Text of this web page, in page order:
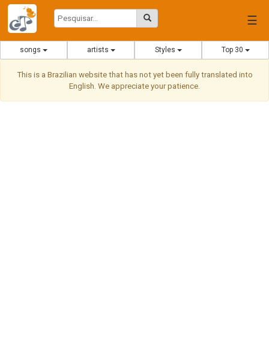
☰
songs artists Styles Top 30
This is a Brazilian website that has not yet been fully translated into
English. We appreciate your patience.